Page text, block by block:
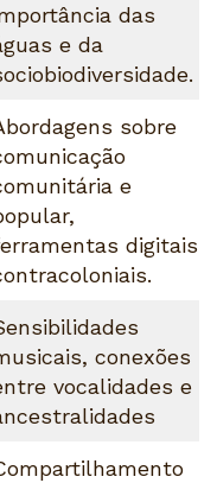
das
e da
sobre
e
digitais
conexões
vocalidades e